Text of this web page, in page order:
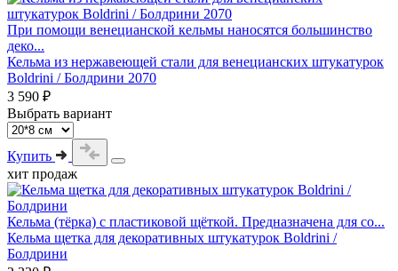
При помощи венецианской кельмы наносятся большинство
деко...
Кельма из нержавеющей стали для венецианских штукатурок
Boldrini / Болдрини 2070
3 590 ₽
Выбрать вариант
Купить
хит продаж
Кельма (тёрка) с пластиковой щёткой. Предназначена для со...
Кельма щетка для декоративных штукатурок Boldrini /
Болдрини